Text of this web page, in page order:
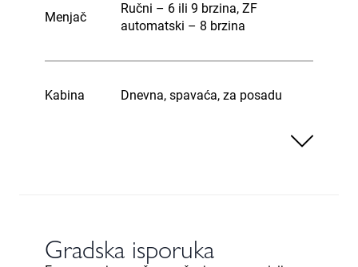
Menjač
Ručni – 6 ili 9 brzina, ZF
automatski – 8 brzina
Kabina Dnevna, spavaća, za posadu
Gradska isporuka